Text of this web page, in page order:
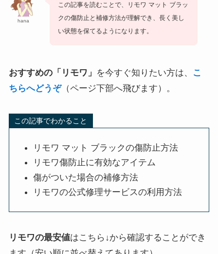
hana
この記事を読むことで、リモワ マット ブラッ
クの傷防止と補修方法が理解でき、長く美し
い状態を保てるようになります。
おすすめの「リモワ」 を今すぐ知りたい方は、
こ
ちらへどうぞ（ページ下部へ飛びます）。
この記事でわかること
リモワ マット ブラックの傷防止方法
リモワ傷防止に有効なアイテム
傷がついた場合の補修方法
リモワの公式修理サービスの利用方法
リモワの最安値はこちら↓から確認することができ